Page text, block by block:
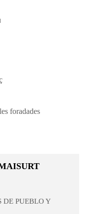
foradades
DE PUEBLO Y